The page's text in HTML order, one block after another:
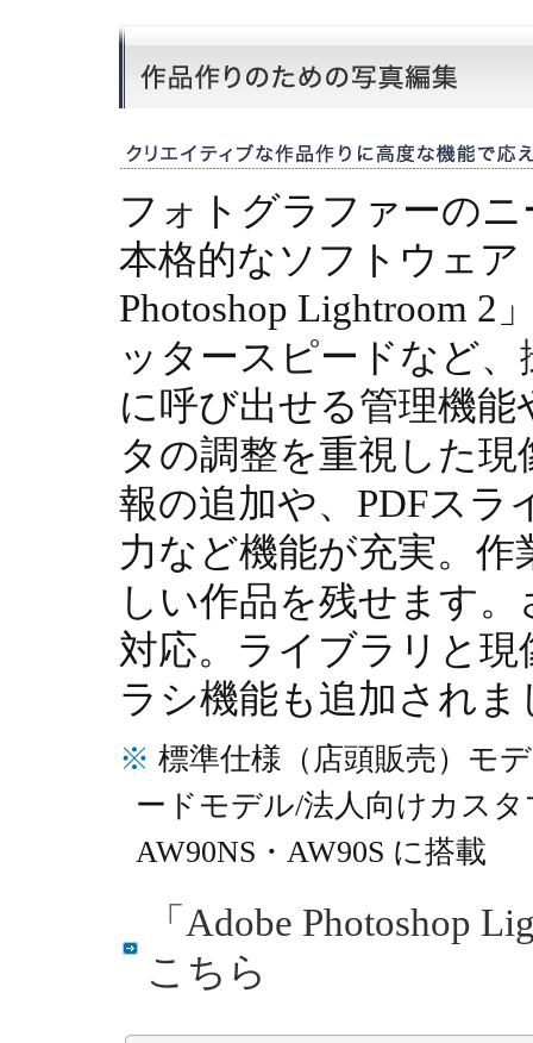
フォトグラファーの
本格的なソフトウェア
Photoshop Lightroom 2
ッタースピードなど
に呼び出せる管理機能
タの調整を重視した
報の追加や、PDFスラ
力など機能が充実。
しい作品を残せます
対応。ライブラリと
ラシ機能も追加されま
※ 標準仕様（店頭販売）モ
ードモデル/法人向けカス
AW90NS・AW90S に搭載
「Adobe Photoshop
こちら